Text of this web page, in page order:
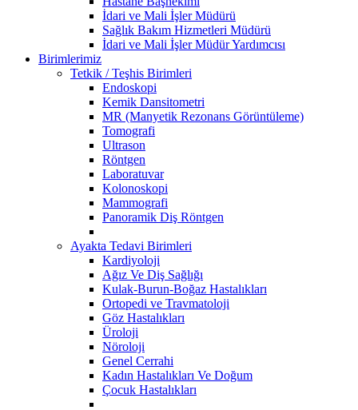
İdari ve Mali İşler Müdürü
Sağlık Bakım Hizmetleri Müdürü
İdari ve Mali İşler Müdür Yardımcısı
Birimlerimiz
Tetkik / Teşhis Birimleri
Endoskopi
Kemik Dansitometri
MR (Manyetik Rezonans Görüntüleme)
Tomografi
Ultrason
Röntgen
Laboratuvar
Kolonoskopi
Mammografi
Panoramik Diş Röntgen
Ayakta Tedavi Birimleri
Kardiyoloji
Ağız Ve Diş Sağlığı
Kulak-Burun-Boğaz Hastalıkları
Ortopedi ve Travmatoloji
Göz Hastalıkları
Üroloji
Nöroloji
Genel Cerrahi
Kadın Hastalıkları Ve Doğum
Çocuk Hastalıkları